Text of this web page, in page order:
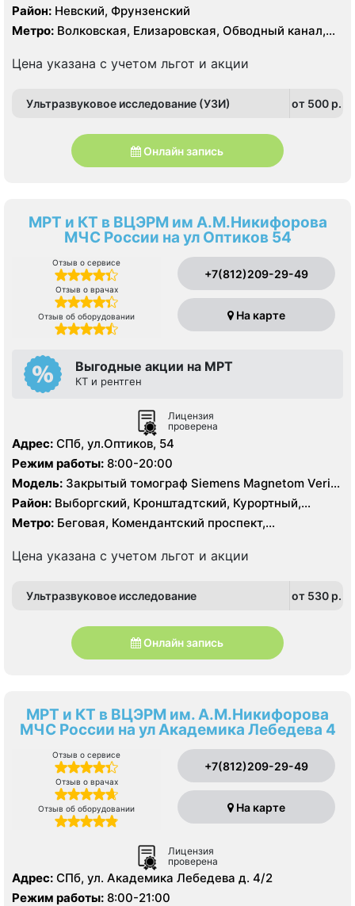
Район: Невский, Фрунзенский
Метро: Волковская, Елизаровская, Обводный канал,
Цена указана с учетом льгот и акции
Ультразвуковое исследование (УЗИ) от 500 p.
Онлайн запись
МРТ и КТ в ВЦЭРМ им А.М.Никифорова
МЧС России на ул Оптиков 54
Отзыв о сервисе
Отзыв о врачах
Отзыв об оборудовании
+7(812)209-29-49
На карте
Выгодные акции на МРТ
КТ и рентген
Лицензия
проверена
Адрес: СПб, ул.Оптиков, 54
Режим работы: 8:00-20:00
Модель: Закрытый томограф Siemens Magnetom Verio
1.5 Тесла, КТ Siemens 64 среза
Район: Выборгский, Кронштадтский, Курортный,
Ленинградская область, Приморский
Метро: Беговая, Комендантский проспект,
Цена указана с учетом льгот и акции
Ультразвуковое исследование от 530 p.
Онлайн запись
МРТ и КТ в ВЦЭРМ им. А.М.Никифорова
МЧС России на ул Академика Лебедева 4
Отзыв о сервисе
Отзыв о врачах
Отзыв об оборудовании
+7(812)209-29-49
На карте
Лицензия
проверена
Адрес: СПб, ул. Академика Лебедева д. 4/2
Режим работы: 8:00-21:00